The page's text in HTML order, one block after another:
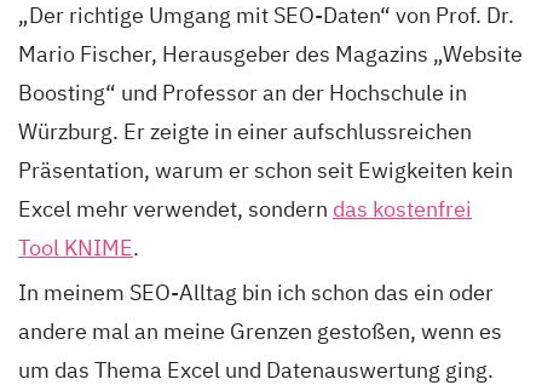
„Der richtige Umgang mit SEO-Daten“ von Prof. Dr.
Mario Fischer, Herausgeber des Magazins „Website
Boosting“ und Professor an der Hochschule in
Würzburg. Er zeigte in einer aufschlussreichen
Präsentation, warum er schon seit Ewigkeiten kein
Excel mehr verwendet, sondern das kostenfrei
Tool KNIME.
In meinem SEO-Alltag bin ich schon das ein oder
andere mal an meine Grenzen gestoßen, wenn es
um das Thema Excel und Datenauswertung ging.